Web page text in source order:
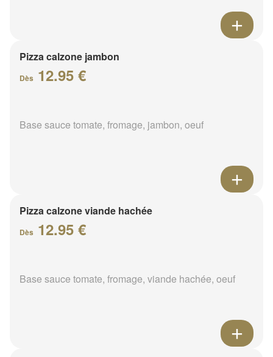
Pizza calzone jambon
Dès 12.95 €
Base sauce tomate, fromage, jambon, oeuf
Pizza calzone viande hachée
Dès 12.95 €
Base sauce tomate, fromage, viande hachée, oeuf